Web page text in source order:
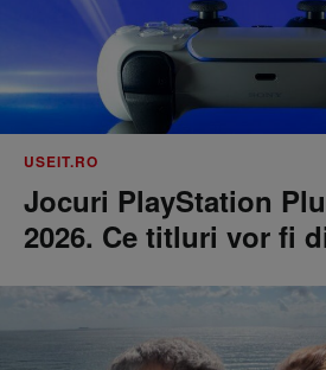
USEIT.RO
Jocuri PlayStation
2026. Ce titluri vor fi